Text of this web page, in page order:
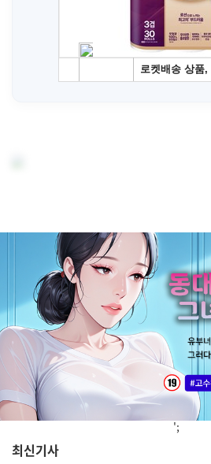
';
최신기사